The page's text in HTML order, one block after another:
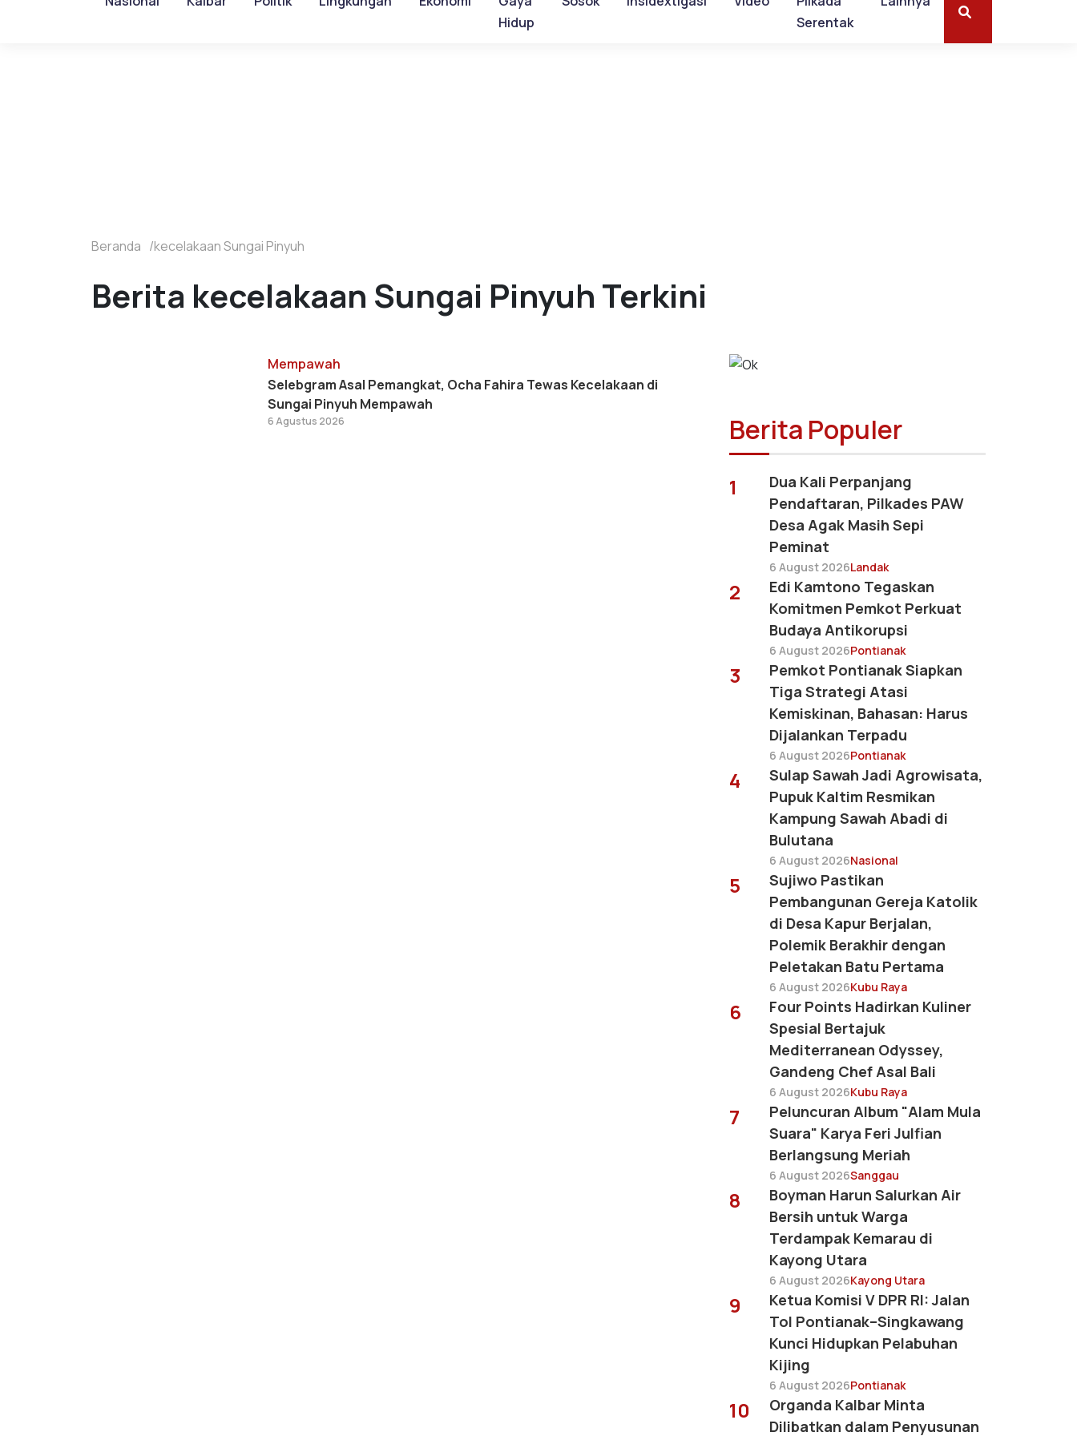
Hidup
Serentak
Beranda kecelakaan Sungai Pinyuh
Berita kecelakaan Sungai Pinyuh Terkini
Mempawah
Selebgram Asal Pemangkat, Ocha Fahira Tewas Kecelakaan di
Sungai Pinyuh Mempawah
6 Agustus 2026 Berita Populer
1
Dua Kali Perpanjang
Pendaftaran, Pilkades PAW
Desa Agak Masih Sepi
Peminat
6 August 2026Landak
2
Edi Kamtono Tegaskan
Komitmen Pemkot Perkuat
Budaya Antikorupsi
6 August 2026Pontianak
3
Pemkot Pontianak Siapkan
Tiga Strategi Atasi
Kemiskinan, Bahasan: Harus
Dijalankan Terpadu
6 August 2026Pontianak
4
Sulap Sawah Jadi Agrowisata,
Pupuk Kaltim Resmikan
Kampung Sawah Abadi di
Bulutana
6 August 2026Nasional
5
Sujiwo Pastikan
Pembangunan Gereja Katolik
di Desa Kapur Berjalan,
Polemik Berakhir dengan
Peletakan Batu Pertama
6 August 2026Kubu Raya
6
Four Points Hadirkan Kuliner
Spesial Bertajuk
Mediterranean Odyssey,
Gandeng Chef Asal Bali
6 August 2026Kubu Raya
7
Peluncuran Album "Alam Mula
Suara" Karya Feri Julfian
Berlangsung Meriah
6 August 2026Sanggau
8
Boyman Harun Salurkan Air
Bersih untuk Warga
Terdampak Kemarau di
Kayong Utara
6 August 2026Kayong Utara
9
Ketua Komisi V DPR RI: Jalan
Tol Pontianak–Singkawang
Kunci Hidupkan Pelabuhan
Kijing
6 August 2026Pontianak
10
Organda Kalbar Minta
Dilibatkan dalam Penyusunan